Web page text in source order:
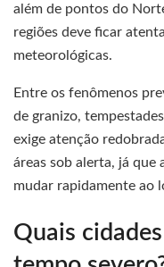
além de pontos do
regiões deve ficar
meteorológicas.
Entre os fenômenos
de granizo,
exige atenção
áreas sob alerta, já que
mudar rapidamente ao
Quais